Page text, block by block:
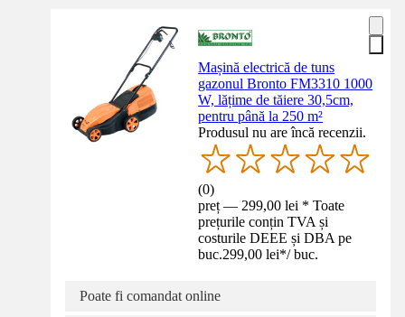
Mașină electrică de tuns
gazonul Bronto FM3310 1000
W, lățime de tăiere 30,5cm,
pentru până la 250 m²
Produsul nu are încă recenzii.
(0)
preț — 299,00 lei * Toate
prețurile conțin TVA și
costurile DEEE și DBA pe
buc.299,00 lei*/ buc.
Poate fi comandat online